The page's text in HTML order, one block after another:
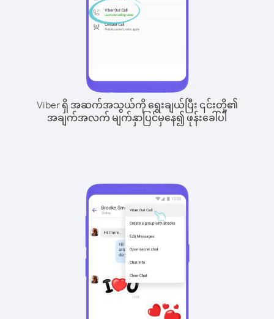
Viber ရှိ အဆက်အသွယ်ကို ရွေးချယ်ပြီး ၎င်းတို့၏
အချက်အလက် မျက်နှာပြင်မှနေ၍ ဖုန်းခေါ်ပါ